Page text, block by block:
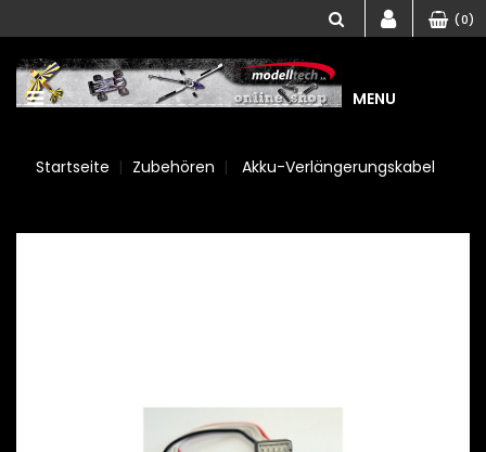
(0)
MENU
Startseite Zubehören Akku-Verlängerungskabel